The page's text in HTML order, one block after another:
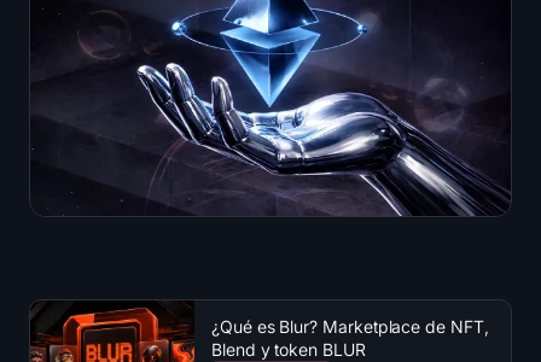
¿Qué es Blur? Marketplace de NFT,
Blend y token BLUR